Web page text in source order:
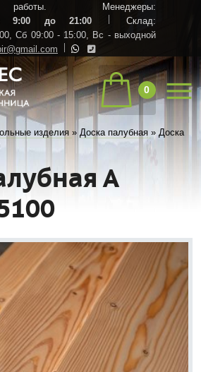
Менеджеры:
9:00 до 21:00
Склад:
Сб 09:00 - 15:00, Вс - выходной
0
изделия »Доска палубная »Доска
А